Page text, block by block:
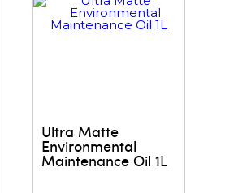
Ultra Matte
Environmental
Maintenance Oil 1L